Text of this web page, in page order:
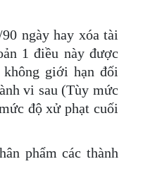
ngày hay xóa tài
1 điều này được
không giới hạn đối
vi sau (Tùy mức
độ xử phạt cuối
phẩm các thành